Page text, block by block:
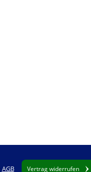
AGB Vertrag widerrufen